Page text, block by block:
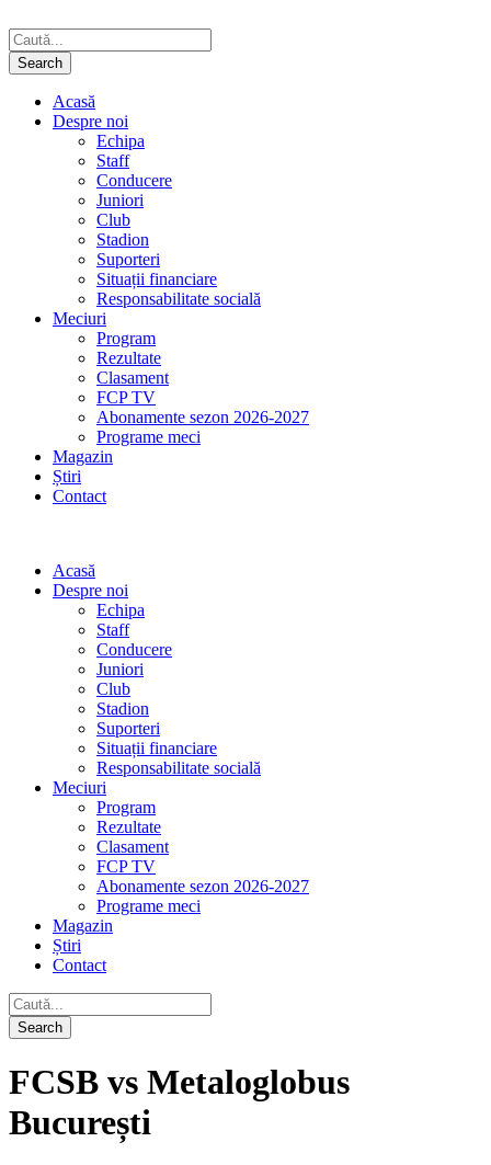
Acasă
Despre noi
Echipa
Staff
Conducere
Juniori
Club
Stadion
Suporteri
Situații financiare
Responsabilitate socială
Meciuri
Program
Rezultate
Clasament
FCP TV
Abonamente sezon 2026-2027
Programe meci
Magazin
Știri
Contact
Acasă
Despre noi
Echipa
Staff
Conducere
Juniori
Club
Stadion
Suporteri
Situații financiare
Responsabilitate socială
Meciuri
Program
Rezultate
Clasament
FCP TV
Abonamente sezon 2026-2027
Programe meci
Magazin
Știri
Contact
FCSB vs Metaloglobus
București